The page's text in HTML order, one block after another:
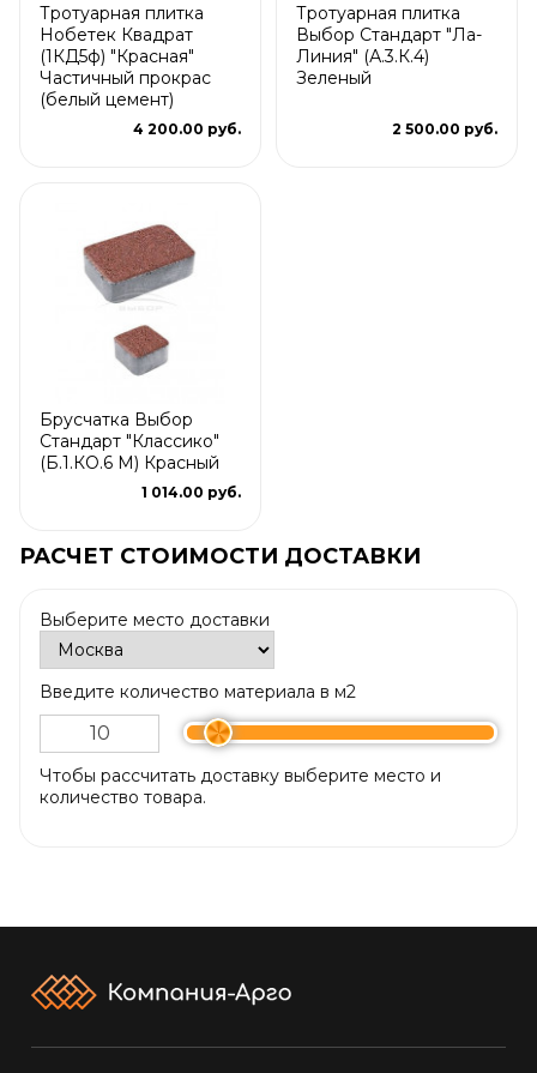
Тротуарная плитка
Нобетек Квадрат
(1КД5ф) "Красная"
Частичный прокрас
(белый цемент)
4 200.00 руб.
Тротуарная плитка
Выбор Стандарт "Ла-
Линия" (А.3.К.4)
Зеленый
2 500.00 руб.
Брусчатка Выбор
Стандарт "Классико"
(Б.1.КО.6 М) Красный
1 014.00 руб.
РАСЧЕТ СТОИМОСТИ ДОСТАВКИ
Выберите место доставки
Введите количество материала в м2
Чтобы рассчитать доставку выберите место и
количество товара.